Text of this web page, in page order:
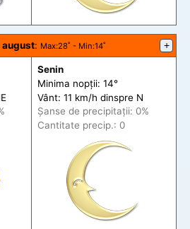
august: Max:28˚ - Min:14˚ +
Senin
Minima nopții: 14°
Vânt: 11 km/h dinspre N
Șanse de precipitații: 0%
Cantitate precip.: 0